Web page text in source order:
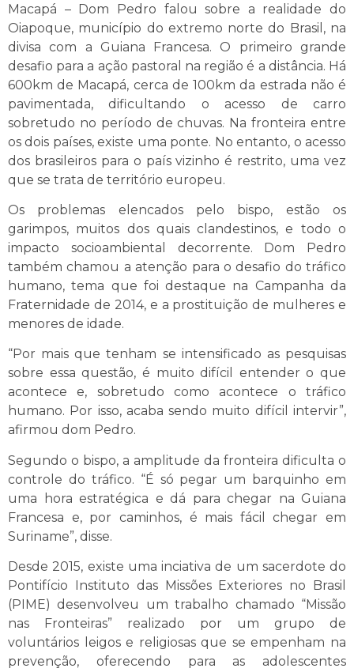
Macapá – Dom Pedro falou sobre a realidade do
Oiapoque, município do extremo norte do Brasil, na
divisa com a Guiana Francesa. O primeiro grande
desafio para a ação pastoral na região é a distância. Há
600km de Macapá, cerca de 100km da estrada não é
pavimentada, dificultando o acesso de carro
sobretudo no período de chuvas. Na fronteira entre
os dois países, existe uma ponte. No entanto, o acesso
dos brasileiros para o país vizinho é restrito, uma vez
que se trata de território europeu.
Os problemas elencados pelo bispo, estão os
garimpos, muitos dos quais clandestinos, e todo o
impacto socioambiental decorrente. Dom Pedro
também chamou a atenção para o desafio do tráfico
humano, tema que foi destaque na Campanha da
Fraternidade de 2014, e a prostituição de mulheres e
menores de idade.
“Por mais que tenham se intensificado as pesquisas
sobre essa questão, é muito difícil entender o que
acontece e, sobretudo como acontece o tráfico
humano. Por isso, acaba sendo muito difícil intervir”,
afirmou dom Pedro.
Segundo o bispo, a amplitude da fronteira dificulta o
controle do tráfico. “É só pegar um barquinho em
uma hora estratégica e dá para chegar na Guiana
Francesa e, por caminhos, é mais fácil chegar em
Suriname”, disse.
Desde 2015, existe uma inciativa de um sacerdote do
Pontifício Instituto das Missões Exteriores no Brasil
(PIME) desenvolveu um trabalho chamado “Missão
nas Fronteiras” realizado por um grupo de
voluntários leigos e religiosas que se empenham na
prevenção, oferecendo para as adolescentes